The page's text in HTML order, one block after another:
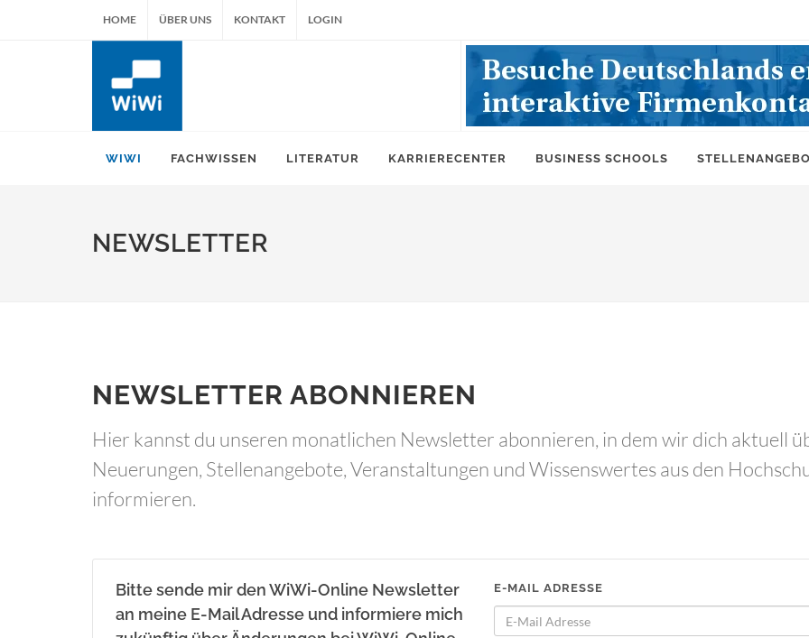
HOME ÜBER UNS KONTAKT LOGIN
WIWI FACHWISSEN LITERATUR KARRIERECENTER BUSINESS SCHOOLS
NEWSLETTER
NEWSLETTER ABONNIEREN
Hier kannst du unseren monatlichen Newsletter abonnieren, in dem wir dich aktuell
Neuerungen, Stellenangebote, Veranstaltungen und Wissenswertes aus den
informieren.
Bitte sende mir den WiWi-Online Newsletter
an meine E-Mail Adresse und informiere mich
E-MAIL ADRESSE